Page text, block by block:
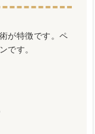
が特徴です。ペ
です。